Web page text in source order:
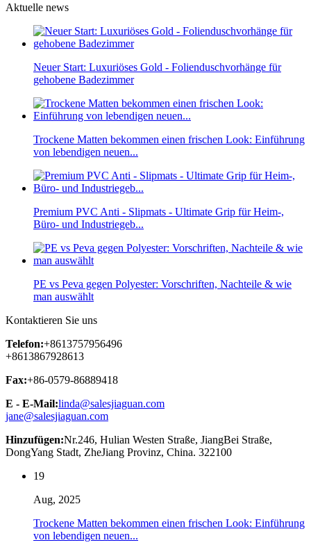
Aktuelle news
Neuer Start: Luxuriöses Gold - Folienduschvorhänge für
gehobene Badezimmer
Trockene Matten bekommen einen frischen Look: Einführung
von lebendigen neuen...
Premium PVC Anti - Slipmats - Ultimate Grip für Heim-,
Büro- und Industriegeb...
PE vs Peva gegen Polyester: Vorschriften, Nachteile & wie
man auswählt
Kontaktieren Sie uns
Telefon:+8613757956496
+8613867928613
Fax:+86-0579-86889418
E - E-Mail:linda@salesjiaguan.com
jane@salesjiaguan.com
Hinzufügen:Nr.246, Hulian Westen Straße, JiangBei Straße,
DongYang Stadt, ZheJiang Provinz, China. 322100
19
Aug, 2025
Trockene Matten bekommen einen frischen Look: Einführung
von lebendigen neuen...